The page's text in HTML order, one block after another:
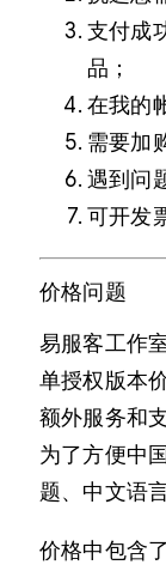
支付成
品；
在我的
需要加
遇到问
可开发
价格问题
易服客工作
单授权版本
额外服务和
为了方便中
题、中文语
价格中包含